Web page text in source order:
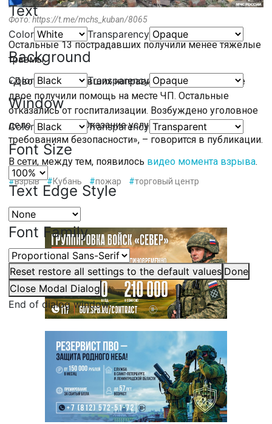
Text
Color Transparency
Background
Color Transparency
Window
Color Transparency
Font Size
Text Edge Style
Font Family
Reset restore all settings to the default values Done
Close Modal Dialog
End of dialog window.
Фото: https://t.me/mchs_kuban/8065
Остальные 13 пострадавших получили менее тяжелые
травмы.
«Двоих пострадавших направили в Краснодар, еще
двое получили помощь на месте ЧП. Остальные
отказались от госпитализации. Возбуждено уголовное
дело по статье «Оказание услуг, не отвечающих
требованиям безопасности», – говорится в публикации.
В сети, между тем, появилось видео момента взрыва.
#взрыв #Кубань #пожар #торговый центр